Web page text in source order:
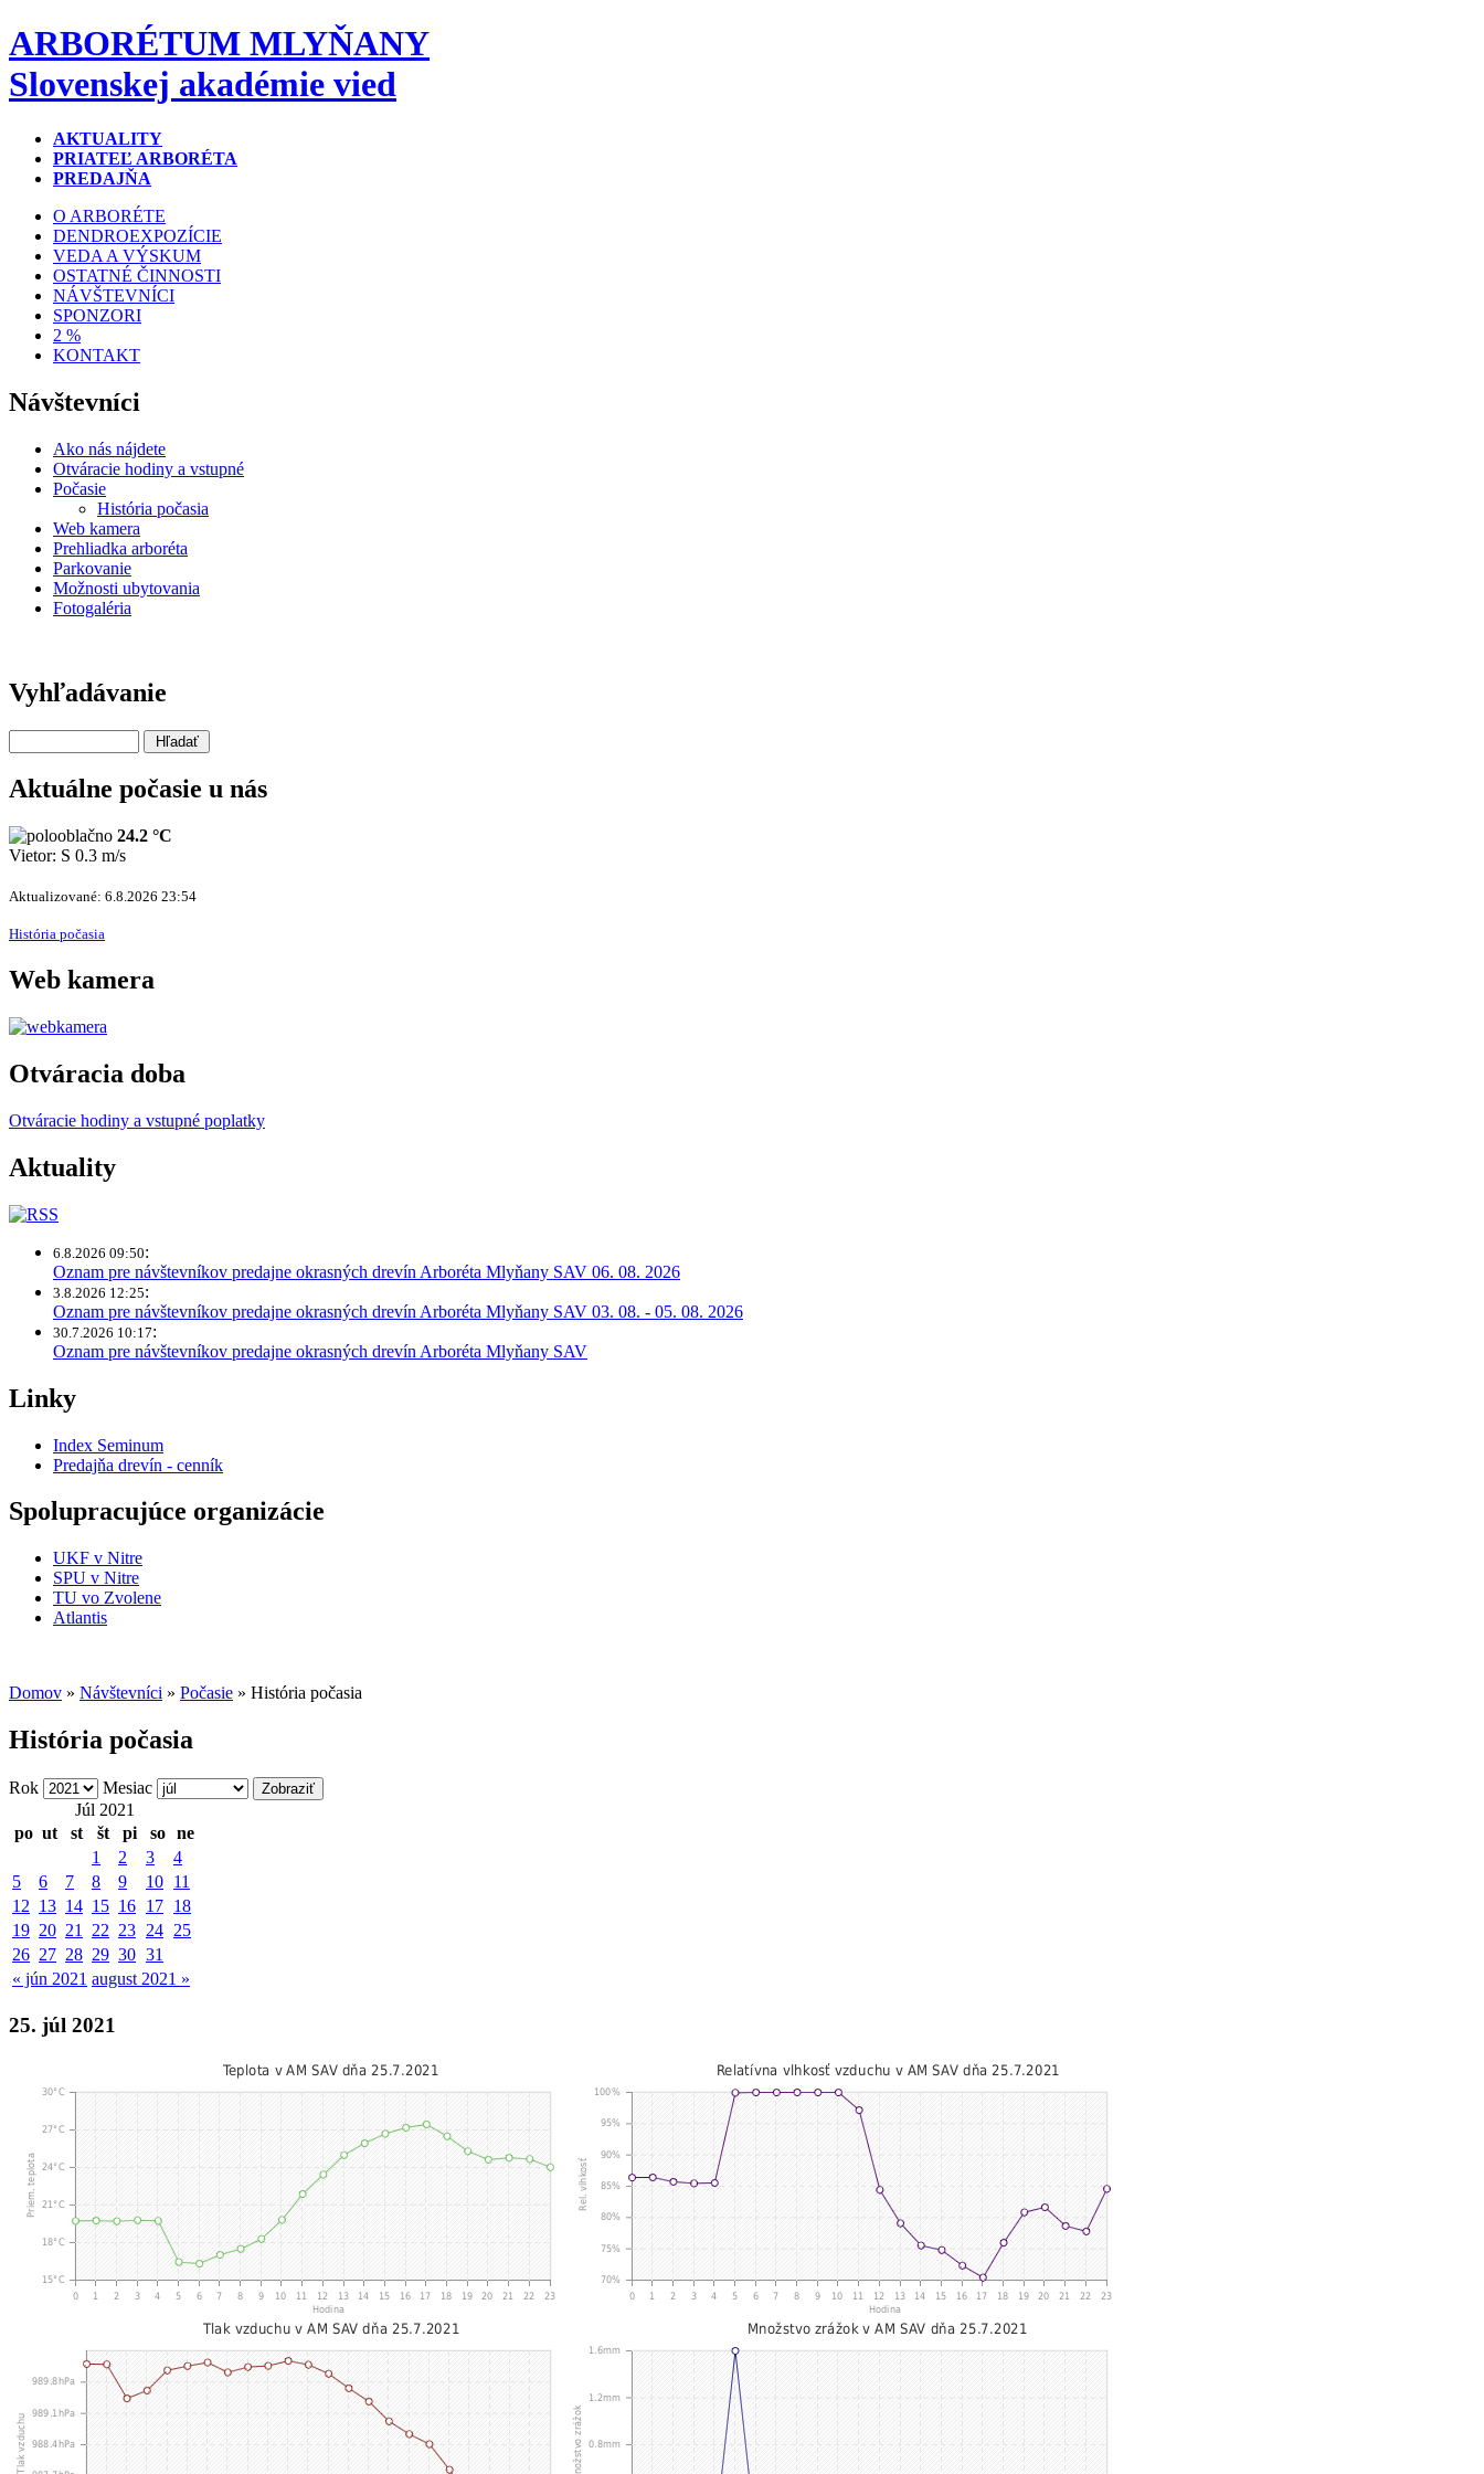
ARBORÉTUM MLYŇANY
Slovenskej akadémie vied
AKTUALITY
PRIATEĽ ARBORÉTA
PREDAJŇA
O ARBORÉTE
DENDROEXPOZÍCIE
VEDA A VÝSKUM
OSTATNÉ ČINNOSTI
NÁVŠTEVNÍCI
SPONZORI
2 %
KONTAKT
Návštevníci
Ako nás nájdete
Otváracie hodiny a vstupné
Počasie
História počasia
Web kamera
Prehliadka arboréta
Parkovanie
Možnosti ubytovania
Fotogaléria
Vyhľadávanie
Aktuálne počasie u nás
24.2 °C
Vietor: S 0.3 m/s
Aktualizované: 6.8.2026 23:54
História počasia
Web kamera
Otváracia doba
Otváracie hodiny a vstupné poplatky
Aktuality
6.8.2026 09:50:
Oznam pre návštevníkov predajne okrasných drevín Arboréta Mlyňany SAV 06. 08. 2026
3.8.2026 12:25:
Oznam pre návštevníkov predajne okrasných drevín Arboréta Mlyňany SAV 03. 08. - 05. 08. 2026
30.7.2026 10:17:
Oznam pre návštevníkov predajne okrasných drevín Arboréta Mlyňany SAV
Linky
Index Seminum
Predajňa drevín - cenník
Spolupracujúce organizácie
UKF v Nitre
SPU v Nitre
TU vo Zvolene
Atlantis
Domov » Návštevníci » Počasie » História počasia
História počasia
Rok
Mesiac
Júl 2021
po ut st št pi so ne
« jún 2021 august 2021 »
1 2 3
4
5
6 7 8 9 10 11
12 13 14 15 16 17 18
19 20 21 22 23 24 25
26 27 28 29 30 31
25. júl 2021